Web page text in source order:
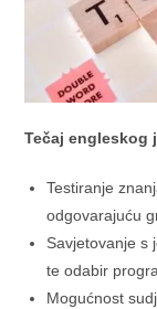
Tečaj engleskog
Testiranje
odgovarajuću
Savjetovanje s
te odabir
Mogućnost